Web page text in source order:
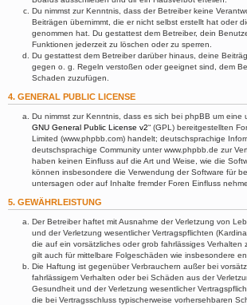
Du nimmst zur Kenntnis, dass der Betreiber keine
Beiträgen übernimmt, die er nicht selbst erstellt hat oder
genommen hat. Du gestattest dem Betreiber, dein
Funktionen jederzeit zu löschen oder zu sperren.
Du gestattest dem Betreiber darüber hinaus, deine
gegen o. g. Regeln verstoßen oder geeignet sind, dem
Schaden zuzufügen.
4. GENERAL PUBLIC LICENSE
Du nimmst zur Kenntnis, dass es sich bei phpBB um eine
GNU General Public License v2“ (GPL) bereitgestellten
Limited (www.phpbb.com) handelt; deutschsprachige
deutschsprachige Community unter www.phpbb.de zur
haben keinen Einfluss auf die Art und Weise, wie die
können insbesondere die Verwendung der Software für
untersagen oder auf Inhalte fremder Foren Einfluss
5. GEWÄHRLEISTUNG
Der Betreiber haftet mit Ausnahme der Verletzung von
und der Verletzung wesentlicher Vertragspflichten
die auf ein vorsätzliches oder grob fahrlässiges Verhalten
gilt auch für mittelbare Folgeschäden wie insbesondere
Die Haftung ist gegenüber Verbrauchern außer bei
fahrlässigem Verhalten oder bei Schäden aus der
Gesundheit und der Verletzung wesentlicher
die bei Vertragsschluss typischerweise vorhersehbaren